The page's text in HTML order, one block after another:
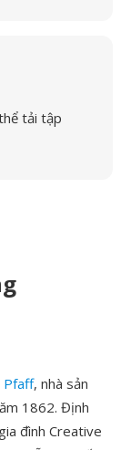
tải tập
Pfaff, nhà sản
1862. Định
đình Creative